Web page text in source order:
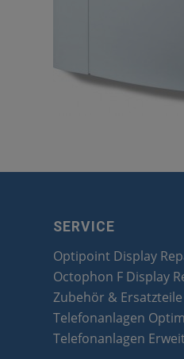
SERVICE
Optipoint Display
Octophon F Display
Zubehör & Ersatzteile
Telefonanlagen
Telefonanlagen